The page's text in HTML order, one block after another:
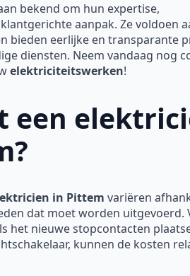
bekend om hun expertise,
aanpak. Ze voldoen
bieden eerlijke en transparante
diensten. Neem vandaag nog
elektriciteitswerken!
een
in Pittem variëren
dat moet worden uitgevoerd.
het nieuwe stopcontacten
kunnen de kosten